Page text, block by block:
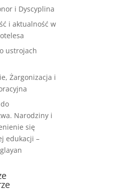
i Dyscyplina
i aktualność w
ustrojach
Żargonizacja i
Narodziny i
się
edukacji –